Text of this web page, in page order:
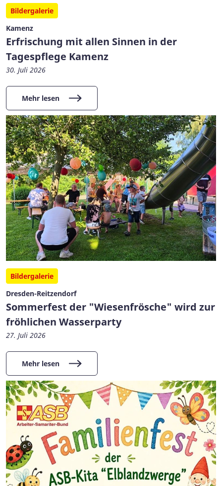
Bildergalerie
Kamenz
Erfrischung mit allen Sinnen in der
Tagespflege Kamenz
30. Juli 2026
Mehr lesen
Bildergalerie
Dresden-Reitzendorf
Sommerfest der "Wiesenfrösche" wird zur
fröhlichen Wasserparty
27. Juli 2026
Mehr lesen